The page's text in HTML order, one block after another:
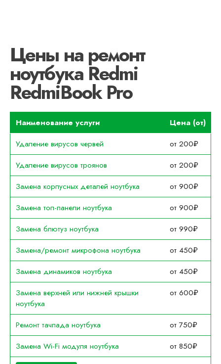
Цены на ремонт
ноутбука Redmi
RedmiBook Pro
Наименование услуги
Цена (от)
Удаление вирусов червей
от 200₽
Удаление вирусов троянов
от 200₽
Замена корпусных деталей ноутбука
от 900₽
Замена топ-панели ноутбука
от 900₽
Замена блютуз ноутбука
от 990₽
Замена/ремонт микрофона ноутбука
от 450₽
Замена динамиков ноутбука
от 450₽
Замена верхней или нижней крышки
ноутбука
от 600₽
Ремонт тачпада ноутбука
от 750₽
Замена Wi-Fi модуля ноутбука
от 850₽